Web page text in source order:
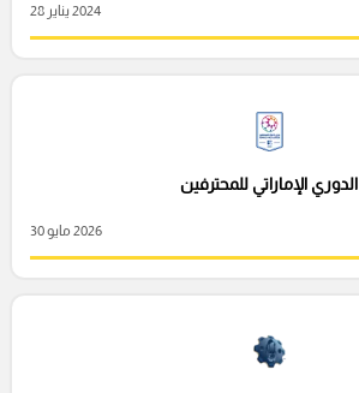
2024 يناير 28
الدوري الإماراتي للمحترفين
2026 مايو 30